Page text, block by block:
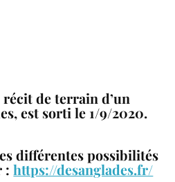
de terrain d’un
est sorti le 1/9/2020.
différentes possibilités
:https://desanglades.fr/